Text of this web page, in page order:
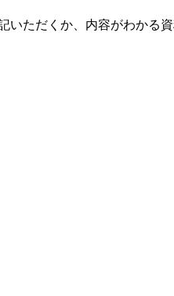
いただくか、内容がわかる